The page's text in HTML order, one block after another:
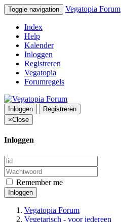
Toggle navigation Vegatopia Forum
Index
Help
Kalender
Inloggen
Registreren
Vegatopia
Forumregels
Inloggen
Registreren
×Close
Inloggen
Remember me
Inloggen
Vegatopia Forum
Vegetarisch - voor iedereen